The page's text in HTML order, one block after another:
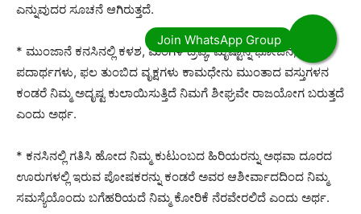
ಎನ್ನುವುದರ ಸೂಚನೆ ಆಗಿರುತ್ತದೆ.
* ಮುಂಜಾನೆ ಕನಸಿನಲ್ಲಿ ಕಳಶ, ಮಂಗಳ ದ್ರವ್ಯ, ಮೃಷ್ಟಾನ್ನ ಭೋಜನ, ಸಿಹಿ
ಪದಾರ್ಥಗಳು, ಫಲ ತುಂಬಿದ ವೃಕ್ಷಗಳು ಕಾಮಧೇನು ಮುಂತಾದ ವಸ್ತುಗಳನ
ಕಂಡರೆ ನಿಮ್ಮ ಅದೃಷ್ಟ ಕುಲಾಯಿಸುತ್ತಿದೆ ನಿಮಗೆ ಶೀಘ್ರವೇ ರಾಜಯೋಗ ಬರುತ್ತದೆ
ಎಂದು ಅರ್ಥ.
* ಕನಸಿನಲ್ಲಿ ಗತಿಸಿ ಹೋದ ನಿಮ್ಮ ಕುಟುಂಬದ ಹಿರಿಯರನ್ನು ಅಥವಾ ದೂರದ
ಊರುಗಳಲ್ಲಿ ಇರುವ ಪೋಷಕರನ್ನು ಕಂಡರೆ ಅವರ ಆಶೀರ್ವಾದದಿಂದ ನಿಮ್ಮ
ಸಮಸ್ಯೆಯೊಂದು ಬಗೆಹರಿಯದೆ ನಿಮ್ಮ ಕೋರಿಕೆ ನೆರವೇರಲಿದೆ ಎಂದು ಅರ್ಥ.